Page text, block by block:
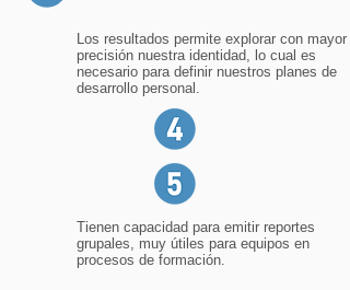
Los resultados permite explorar con mayor
precisión nuestra identidad, lo cual es
necesario para definir nuestros planes de
desarrollo personal.
Tienen capacidad para emitir reportes
grupales, muy útiles para equipos en
procesos de formación.